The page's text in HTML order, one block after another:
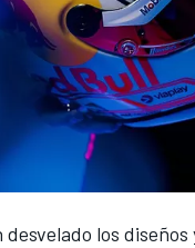
desvelado los